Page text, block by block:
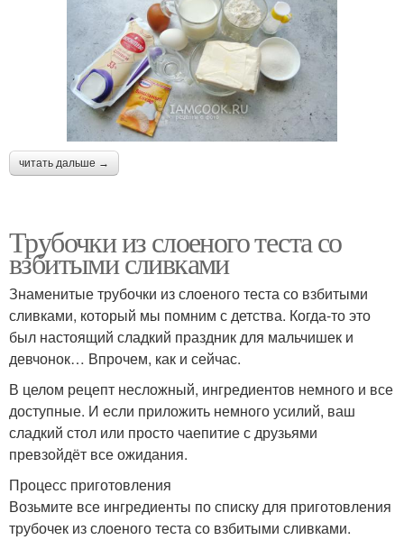
читать дальше →
Трубочки из слоеного теста со
взбитыми сливками
Знаменитые трубочки из слоеного теста со взбитыми
сливками, который мы помним с детства. Когда-то это
был настоящий сладкий праздник для мальчишек и
девчонок… Впрочем, как и сейчас.
В целом рецепт несложный, ингредиентов немного и все
доступные. И если приложить немного усилий, ваш
сладкий стол или просто чаепитие с друзьями
превзойдёт все ожидания.
Процесс приготовления
Возьмите все ингредиенты по списку для приготовления
трубочек из слоеного теста со взбитыми сливками.